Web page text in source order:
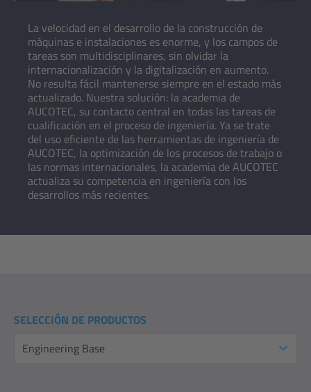
La velocidad en el desarrollo de la construcción de
máquinas e instalaciones es enorme, y los campos de
tareas son multidisciplinares, sin olvidar la
internacionalización y la digitalización en aumento.
No resulta fácil mantenerse siempre en el estado más
actualizado. Nuestra solución: la academia de
AUCOTEC, su contacto central en todas las tareas de
cualificación en el proceso de ingeniería. Ya se trate
del uso eficiente de las herramientas de ingeniería de
AUCOTEC, la optimización de los procesos de trabajo o
las normas internacionales, la academia de AUCOTEC
actualiza su competencia en ingeniería con los
desarrollos más recientes.
SELECCIÓN DE PRODUCTOS